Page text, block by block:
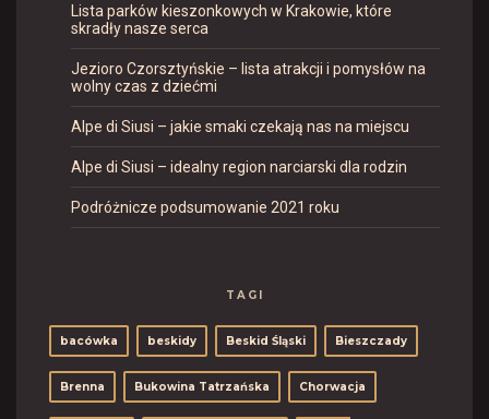
Lista parków kieszonkowych w Krakowie, które
skradły nasze serca
Jezioro Czorsztyńskie – lista atrakcji i pomysłów na
wolny czas z dziećmi
Alpe di Siusi – jakie smaki czekają nas na miejscu
Alpe di Siusi – idealny region narciarski dla rodzin
Podróżnicze podsumowanie 2021 roku
TAGI
bacówka beskidy Beskid Śląski Bieszczady
Brenna Bukowina Tatrzańska Chorwacja